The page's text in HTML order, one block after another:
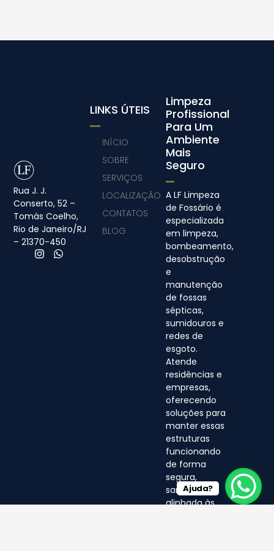
Rua J. J.
Conserto, 52 –
Tomás Coelho,
Rio de Janeiro/RJ
– 21370-450
Limpeza
Profissional
Para Um
Ambiente
Mais
Seguro
A LF Limpeza
de Fossário é
especializada
em limpeza,
bombeamento,
desobstrução
e
manutenção
de fossas
sépticas,
sumidouros e
redes de
esgoto.
Atende
residências e
empresas,
oferecendo
soluções para
manter essas
estruturas
funcionando
de forma
segura,
sanitária e
alinhada às
LINKS ÚTEIS
INÍCIO
SOBRE
SERVIÇOS
LOCALIZAÇÃO
CONTATOS
BLOG
Ajuda?